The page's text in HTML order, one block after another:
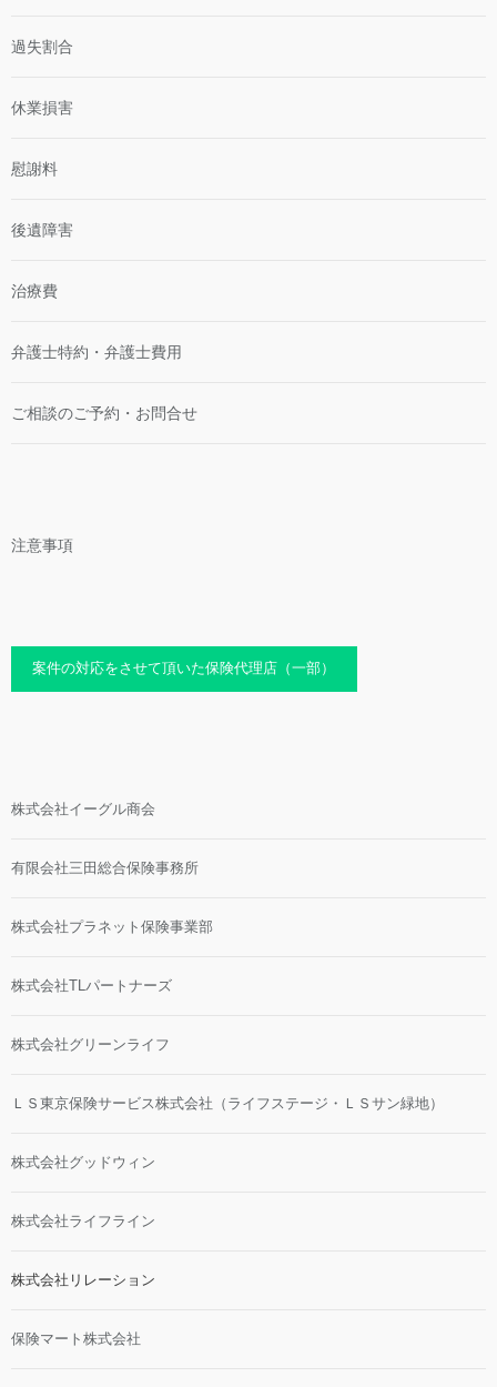
過失割合
休業損害
慰謝料
後遺障害
治療費
弁護士特約・弁護士費用
ご相談のご予約・お問合せ
注意事項
案件の対応をさせて頂いた保険代理店（一部）
株式会社イーグル商会
有限会社三田総合保険事務所
株式会社プラネット保険事業部
株式会社TLパートナーズ
株式会社グリーンライフ
ＬＳ東京保険サービス株式会社（ライフステージ・ＬＳサン緑地）
株式会社グッドウィン
株式会社ライフライン
株式会社リレーション
保険マート株式会社